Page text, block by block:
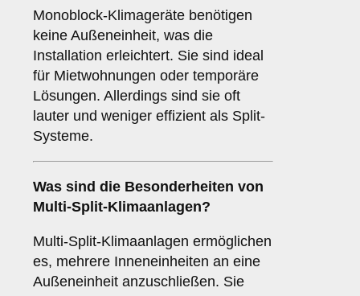
Monoblock-Klimageräte benötigen
keine Außeneinheit, was die
Installation erleichtert. Sie sind ideal
für Mietwohnungen oder temporäre
Lösungen. Allerdings sind sie oft
lauter und weniger effizient als Split-
Systeme.
Was sind die Besonderheiten von
Multi-Split-Klimaanlagen?
Multi-Split-Klimaanlagen ermöglichen
es, mehrere Inneneinheiten an eine
Außeneinheit anzuschließen. Sie